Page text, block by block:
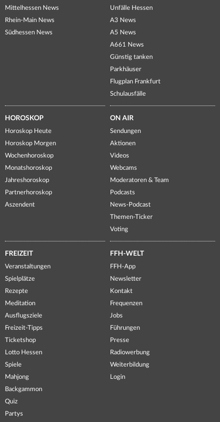
Mittelhessen News
Rhein-Main News
Südhessen News
Unfälle Hessen
A3 News
A5 News
A661 News
Günstig tanken
Parkhäuser
Flugplan Frankfurt
Schulausfälle
HOROSKOP
Horoskop Heute
Horoskop Morgen
Wochenhoroskop
Monatshoroskop
Jahreshoroskop
Partnerhoroskop
Aszendent
ON AIR
Sendungen
Aktionen
Videos
Webcams
Moderatoren & Team
Podcasts
News-Podcast
Themen-Ticker
Voting
FREIZEIT
Veranstaltungen
Spielplätze
Rezepte
Meditation
Ausflugsziele
Freizeit-Tipps
Ticketshop
Lotto Hessen
Spiele
Mahjong
Backgammon
Quiz
Partys
FFH-WELT
FFH-App
Newsletter
Kontakt
Frequenzen
Jobs
Führungen
Presse
Radiowerbung
Weiterbildung
Login